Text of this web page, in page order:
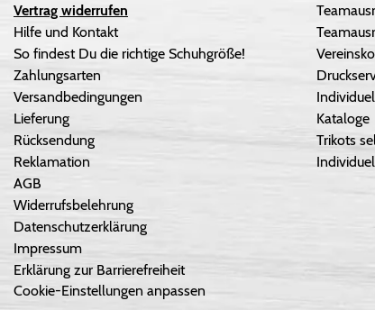
Vertrag widerrufen
Hilfe und Kontakt
So findest Du die richtige Schuhgröße!
Zahlungsarten
Versandbedingungen
Lieferung
Rücksendung
Reklamation
AGB
Widerrufsbelehrung
Datenschutzerklärung
Impressum
Erklärung zur Barrierefreiheit
Cookie-Einstellungen anpassen
Kataloge
Trikots